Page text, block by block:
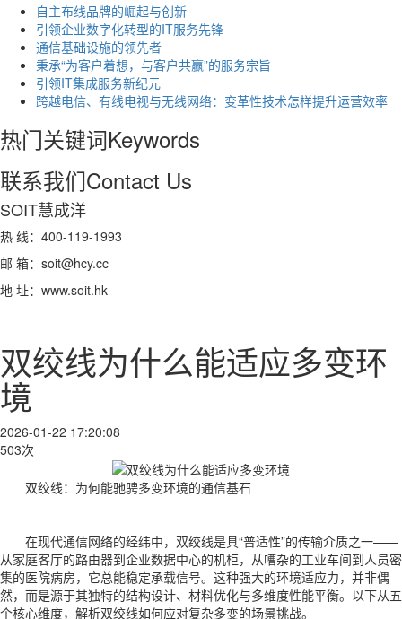
自主布线品牌的崛起与创新
引领企业数字化转型的IT服务先锋
通信基础设施的领先者
秉承“为客户着想，与客户共赢”的服务宗旨
引领IT集成服务新纪元
跨越电信、有线电视与无线网络：变革性技术怎样提升运营效率
热门关键词Keywords
联系我们Contact Us
SOIT慧成洋
热 线：400-119-1993
邮 箱：soit@hcy.cc
地 址：www.soit.hk
双绞线为什么能适应多变环
境
2026-01-22 17:20:08
503次
双绞线：为何能驰骋多变环境的通信基石
在现代通信网络的经纬中，双绞线是具“普适性”的传输介质之一——
从家庭客厅的路由器到企业数据中心的机柜，从嘈杂的工业车间到人员密
集的医院病房，它总能稳定承载信号。这种强大的环境适应力，并非偶
然，而是源于其独特的结构设计、材料优化与多维度性能平衡。以下从五
个核心维度，解析双绞线如何应对复杂多变的场景挑战。